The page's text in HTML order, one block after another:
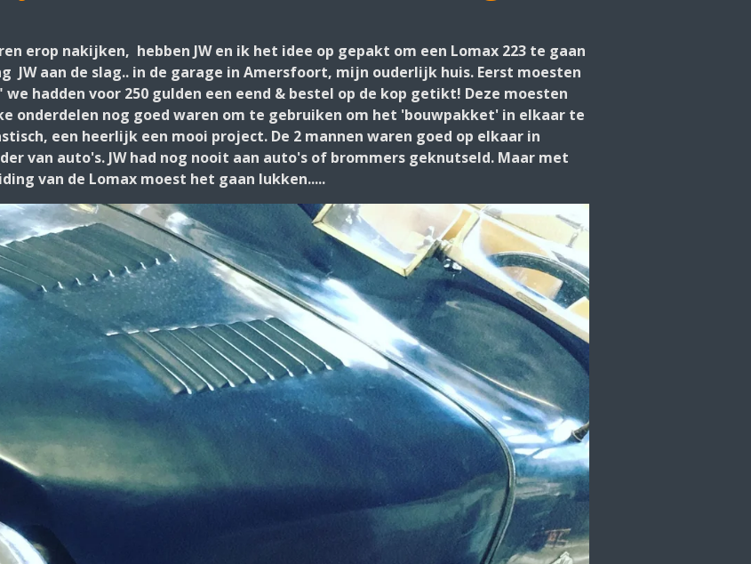
erop nakijken, hebben JW en ik het idee op gepakt om een Lomax 223 te gaan
JW aan de slag.. in de garage in Amersfoort, mijn ouderlijk huis. Eerst moesten
hadden voor 250 gulden een eend & bestel op de kop getikt! Deze moesten
onderdelen nog goed waren om te gebruiken om het 'bouwpakket' in elkaar te
een heerlijk een mooi project. De 2 mannen waren goed op elkaar in
van auto's. JW had nog nooit aan auto's of brommers geknutseld. Maar met
van de Lomax moest het gaan lukken.....